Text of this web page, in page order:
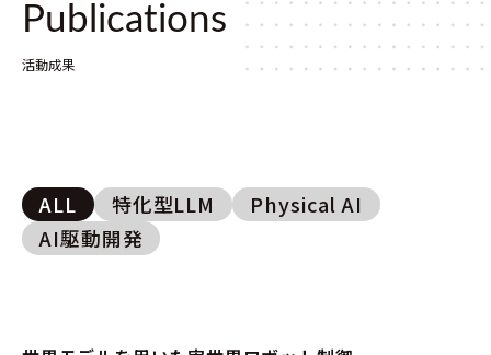
Publications
活動成果
ALL 特化型LLM
Physical AI
AI駆動開発